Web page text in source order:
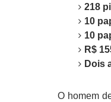
218
10
10
R$
Dois
O homem